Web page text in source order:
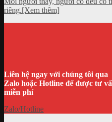
riêng.[Xem thêm]
Liên hệ ngay với chúng tôi qua
Zalo hoặc Hotline để được tư
miễn phí
Zalo/Hotline